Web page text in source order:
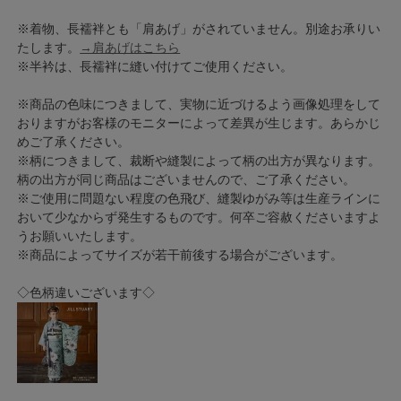
※着物、長襦袢とも「肩あげ」がされていません。別途お承りい
たします。
→肩あげはこちら
※半衿は、長襦袢に縫い付けてご使用ください。
※商品の色味につきまして、実物に近づけるよう画像処理をして
おりますがお客様のモニターによって差異が生じます。あらかじ
めご了承ください。
※柄につきまして、裁断や縫製によって柄の出方が異なります。
柄の出方が同じ商品はございませんので、ご了承ください。
※ご使用に問題ない程度の色飛び、縫製ゆがみ等は生産ラインに
おいて少なからず発生するものです。何卒ご容赦くださいますよ
うお願いいたします。
※商品によってサイズが若干前後する場合がございます。
◇色柄違いございます◇